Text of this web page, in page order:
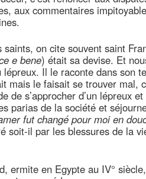
aux commentaires
on cite souvent saint
e bene) était sa devise. Et
Il le raconte dans son
mais le faisait se trouver mal,
de s’approcher d’un lépreux
parias de la société et
fut changé pour moi en
soit-il par les blessures de la
ermite en Egypte au IV°